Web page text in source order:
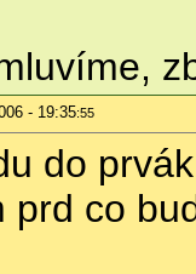
- 19:35:55
do
prd co